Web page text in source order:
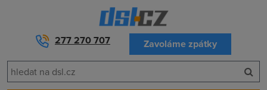
277 270 707 Zavoláme zpátky